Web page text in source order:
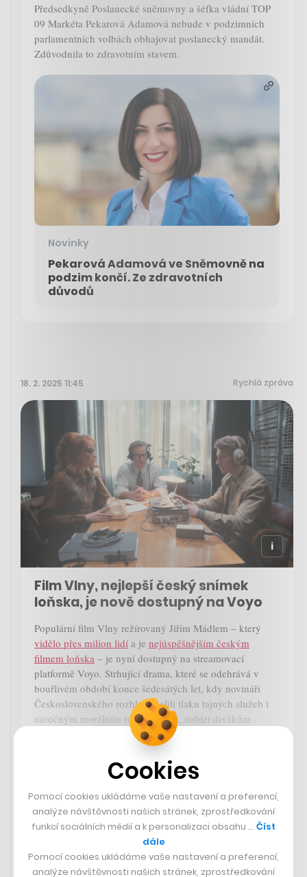
Předsedkyně Poslanecké sněmovny a šéfka vládní TOP
09 Markéta Pekarová Adamová nebude v podzimních
parlamentních volbách obhajovat poslanecký mandát.
Zdůvodnila to zdravotním stavem.
Novinky
Pekarová Adamová ve Sněmovně na
podzim končí. Ze zdravotních
důvodů
18. 2. 2025 11:45 Rychlá zpráva
Film Vlny, nejlepší český snímek
loňska, je nově dostupný na Voyo
Populární film Vlny režírovaný Jiřím Mádlem – který
vidělo přes milion lidí a je nejúspěšnějším českým
filmem loňska – je nyní dostupný na streamovací
platformě Voyo. Strhující drama, které se odehrává v
bouřlivém období konce šedesátých let, kdy novináři
Československého rozhlasu čelili tlaku tajných služeb i
náročným morálním rozhodnutím, nabízí divákům
jedinečný pohled na sílu lidské odvahy a cenu svobody.
Zobrazit více
18. 2. 2025 11:32
Cookies
Pomocí cookies ukládáme vaše nastavení a preferencí,
analýze návštěvnosti našich stránek, zprostředkování
funkcí sociálních médií a k personalizaci obsahu … Číst
dále
Pomocí cookies ukládáme vaše nastavení a preferencí,
analýze návštěvnosti našich stránek, zprostředkování